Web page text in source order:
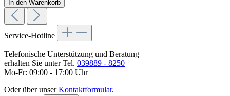
In den Warenkorb
Service-Hotline
Telefonische Unterstützung und Beratung
erhalten Sie unter Tel. 039889 - 8250
Mo-Fr: 09:00 - 17:00 Uhr
Oder über unserKontaktformular.